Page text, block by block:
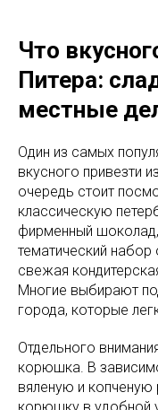
Что
Питера:
местные
Один из самых
вкусного привезти
очередь стоит
классическую
фирменный
тематический
свежая
Многие выбирают
города, которые
Отдельного
корюшка. В
вяленую и копченую